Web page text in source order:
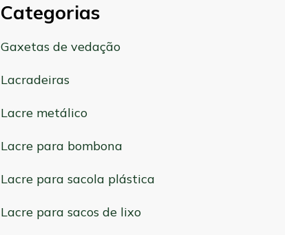
Categorias
Gaxetas de vedação
Lacradeiras
Lacre metálico
Lacre para bombona
Lacre para sacola plástica
Lacre para sacos de lixo